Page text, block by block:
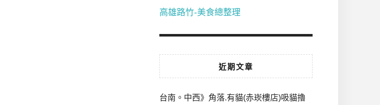
高雄路竹-美食總整理
近期文章
台南。中西》角落.有貓(赤崁樓店)吸貓擼